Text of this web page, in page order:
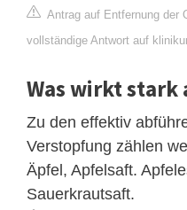
Antrag auf Entfernung der
vollständige Antwort auf
Was wirkt stark
Zu den effektiv
Verstopfung zählen
Äpfel, Apfelsaft.
Sauerkrautsaft.